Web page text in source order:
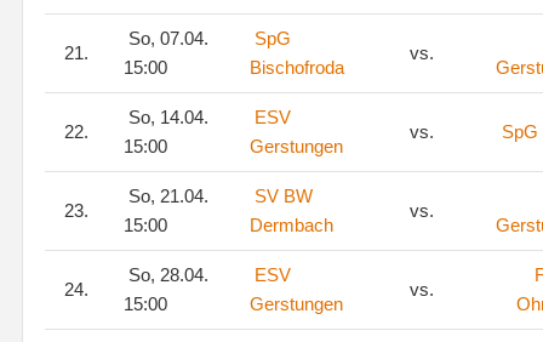
21.
So, 07.04.
15:00
SpG
Bischofroda
vs.
22.
So, 14.04.
15:00
ESV
Gerstungen
vs. SpG
23.
So, 21.04.
15:00
SV BW
Dermbach
vs.
24.
So, 28.04.
15:00
ESV
Gerstungen
vs.